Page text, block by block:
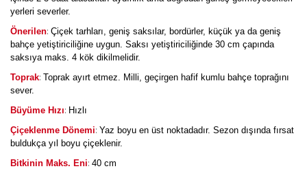
yerleri severler.
Önerilen: Çiçek tarhları, geniş saksılar, bordürler, küçük ya da geniş
bahçe yetiştiriciliğine uygun. Saksı yetiştiriciliğinde 30 cm çapında
saksıya maks. 4 kök dikilmelidir.
Toprak: Toprak ayırt etmez. Milli, geçirgen hafif kumlu bahçe toprağını
sever.
Büyüme Hızı: Hızlı
Çiçeklenme Dönemi: Yaz boyu en üst noktadadır. Sezon dışında fırsat
buldukça yıl boyu çiçeklenir.
Bitkinin Maks. Eni: 40 cm